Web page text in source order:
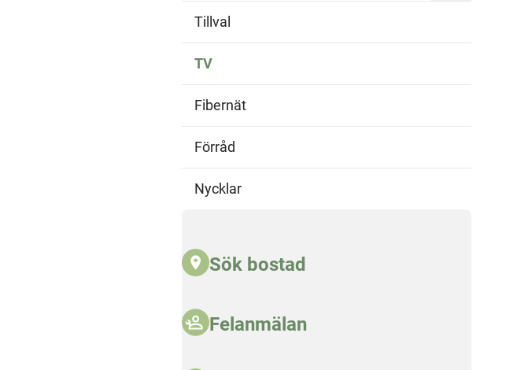
Frosta ur frysen
Hur du rensar golvbrunnen
Hur du byter proppar
Tillval
TV
Fibernät
Förråd
Nycklar
Sök bostad
Felanmälan